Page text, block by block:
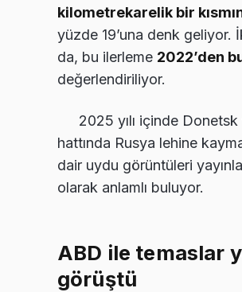
kilometrekarelik bir
yüzde 19’una denk geliyor.
da, bu ilerleme 2022’den
değerlendiriliyor.
2025 yılı içinde
hattında Rusya lehine
dair uydu görüntüleri
olarak anlamlı buluyor.
ABD ile temaslar
görüştü